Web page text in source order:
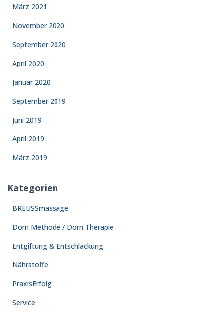
März 2021
November 2020
September 2020
April 2020
Januar 2020
September 2019
Juni 2019
April 2019
März 2019
Kategorien
BREUSSmassage
Dorn Methode / Dorn Therapie
Entgiftung & Entschlackung
Nährstoffe
PraxisErfolg
Service